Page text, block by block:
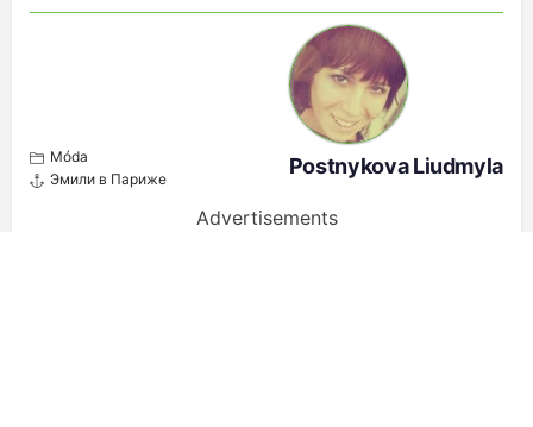
Móda
Эмили в Париже
Postnykova Liudmyla
Advertisements